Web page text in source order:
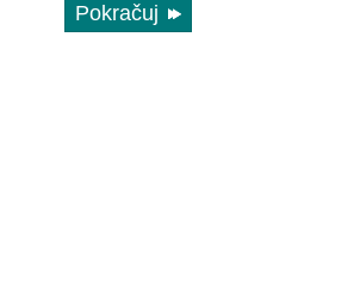
Pokračuj